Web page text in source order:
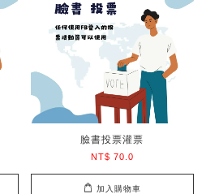
臉書投票灌票
NT$ 70.0
加入購物車